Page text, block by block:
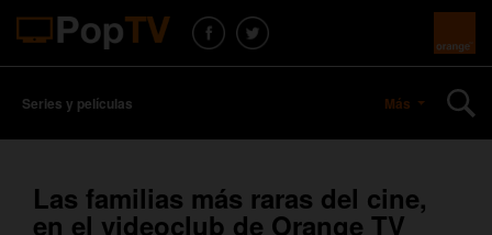
Series y películas Más
Las familias más raras del cine,
en el videoclub de Orange TV